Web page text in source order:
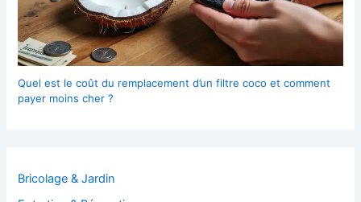
Quel est le coût du remplacement d’un filtre coco et comment
payer moins cher ?
Bricolage & Jardin